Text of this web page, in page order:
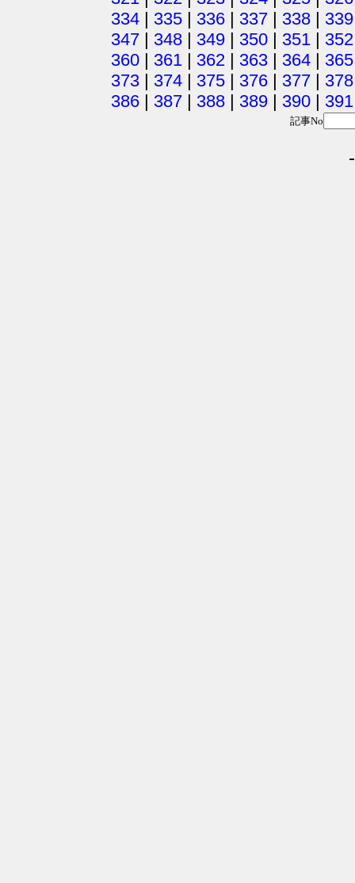
334 | 335 | 336 | 337 | 338 | 339
347 | 348 | 349 | 350 | 351 | 352
360 | 361 | 362 | 363 | 364 | 365
373 | 374 | 375 | 376 | 377 | 378
386 | 387 | 388 | 389 | 390 | 391
記事No